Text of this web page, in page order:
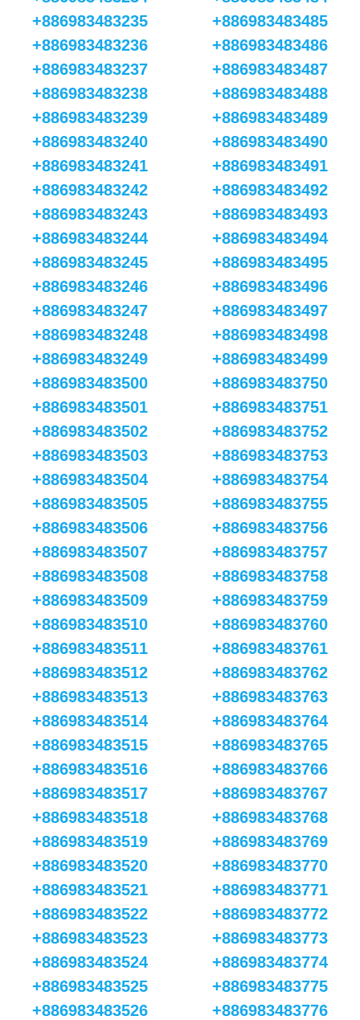
+886983483235
+886983483236
+886983483237
+886983483238
+886983483239
+886983483240
+886983483241
+886983483242
+886983483243
+886983483244
+886983483245
+886983483246
+886983483247
+886983483248
+886983483249
+886983483485
+886983483486
+886983483487
+886983483488
+886983483489
+886983483490
+886983483491
+886983483492
+886983483493
+886983483494
+886983483495
+886983483496
+886983483497
+886983483498
+886983483499
+886983483500
+886983483501
+886983483502
+886983483503
+886983483504
+886983483505
+886983483506
+886983483507
+886983483508
+886983483509
+886983483510
+886983483511
+886983483512
+886983483513
+886983483514
+886983483515
+886983483516
+886983483517
+886983483518
+886983483519
+886983483520
+886983483521
+886983483522
+886983483523
+886983483524
+886983483525
+886983483526
+886983483750
+886983483751
+886983483752
+886983483753
+886983483754
+886983483755
+886983483756
+886983483757
+886983483758
+886983483759
+886983483760
+886983483761
+886983483762
+886983483763
+886983483764
+886983483765
+886983483766
+886983483767
+886983483768
+886983483769
+886983483770
+886983483771
+886983483772
+886983483773
+886983483774
+886983483775
+886983483776